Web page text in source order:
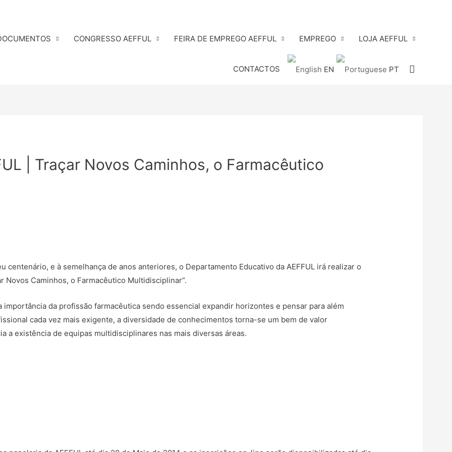
CONGRESSO AEFFUL FEIRA DE EMPREGO AEFFUL EMPREGO LOJA AEFFUL
CONTACTOS EN PT Search
| Traçar Novos Caminhos, o Farmacêutico
centenário, e à semelhança de anos anteriores, o Departamento Educativo da AEFFUL irá realizar o
Novos Caminhos, o Farmacêutico Multidisciplinar”.
da profissão farmacêutica sendo essencial expandir horizontes e pensar para além
cada vez mais exigente, a diversidade de conhecimentos torna-se um bem de valor
a existência de equipas multidisciplinares nas mais diversas áreas.